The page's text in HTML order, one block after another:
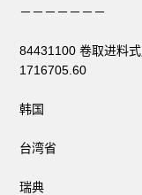
－－－－－－－
84431100 卷取进
1716705.60
韩国 1
台湾省 1
瑞典 1